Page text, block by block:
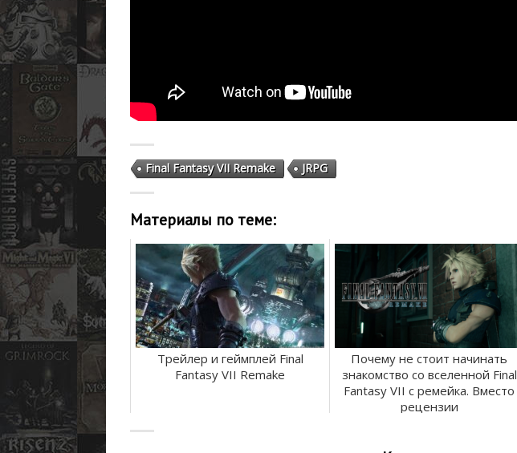
Final Fantasy VII Remake JRPG
Материалы по теме:
Трейлер и геймплей Final
Fantasy VII Remake
Почему не стоит начинать
знакомство со вселенной Final
Fantasy VII с ремейка. Вместо
рецензии